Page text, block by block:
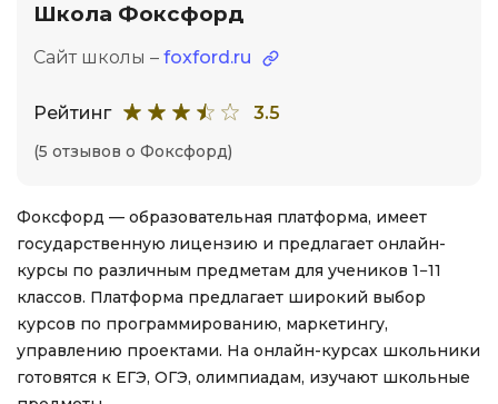
Школа Фоксфорд
Сайт школы – foxford.ru
Рейтинг 3.5
(5 отзывов о Фоксфорд)
Фоксфорд — образовательная платформа, имеет
государственную лицензию и предлагает онлайн-
курсы по различным предметам для учеников 1−11
классов. Платформа предлагает широкий выбор
курсов по программированию, маркетингу,
управлению проектами. На онлайн-курсах школьники
готовятся к ЕГЭ, ОГЭ, олимпиадам, изучают школьные